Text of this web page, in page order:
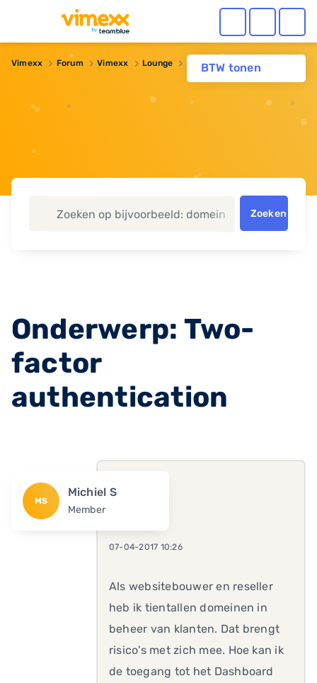
BTW tonen
Vimexx Forum Vimexx Lounge Two-factor authentication
Zoeken
Onderwerp: Two-
factor
authentication
MS
Michiel S
Member
07-04-2017 10:26
Als websitebouwer en reseller
heb ik tientallen domeinen in
beheer van klanten. Dat brengt
risico's met zich mee. Hoe kan ik
de toegang tot het Dashboard